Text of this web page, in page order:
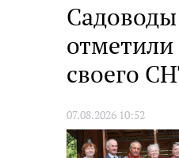
своего
07.08.2026 10:52